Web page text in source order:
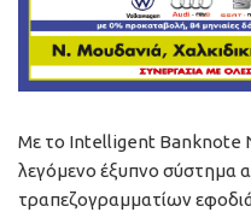
Με το Intelligent Banknote
λεγόμενο έξυπνο σύστημα
τραπεζογραμματίων